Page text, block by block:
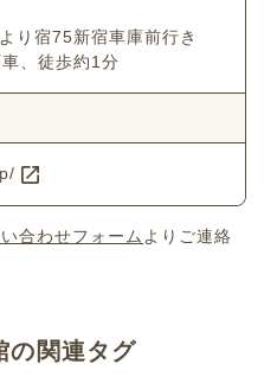
り宿75新宿車庫前行き
、徒歩約1分
合わせフォーム よりご連絡
の関連タグ